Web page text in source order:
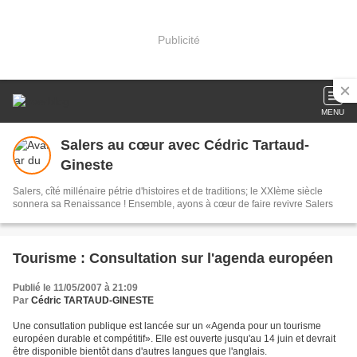
Publicité
MENU
Salers au cœur avec Cédric Tartaud-
Gineste
Salers, cîté millénaire pétrie d'histoires et de traditions; le XXIème siècle
sonnera sa Renaissance ! Ensemble, ayons à cœur de faire revivre Salers
Tourisme : Consultation sur l'agenda européen
Publié le 11/05/2007 à 21:09
Par Cédric TARTAUD-GINESTE
Une consutlation publique est lancée sur un «Agenda pour un tourisme
européen durable et compétitif». Elle est ouverte jusqu'au 14 juin et devrait
être disponible bientôt dans d'autres langues que l'anglais.